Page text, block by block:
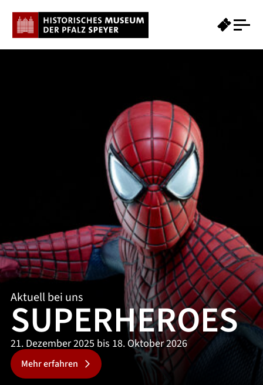
Aktuell bei uns
SUPERHEROES
21. Dezember 2025 bis 18. Oktober 2026
Mehr erfahren